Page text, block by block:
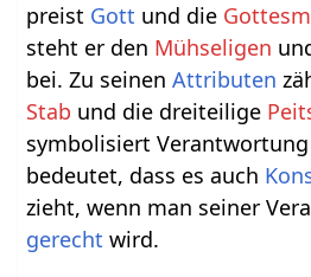
preist Gott und die
steht er den Mühseligen
bei. Zu seinenAttributen
Stab und die dreiteilige
symbolisiert
bedeutet, dass es auch
zieht, wenn man seiner
gerecht wird.